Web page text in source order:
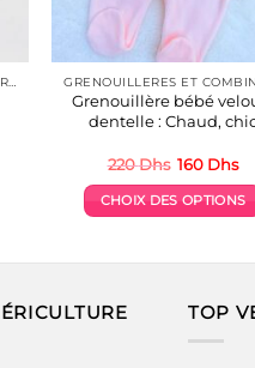
Grenouillère bébé
dentelle : Chaud,
220Dhs Le
initial
était :
160 DhsLe
CHOIX DES OPTIONS
plusieurs
TOP